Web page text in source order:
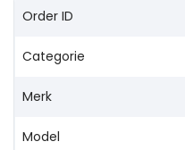
Order ID
Categorie
Merk
Model